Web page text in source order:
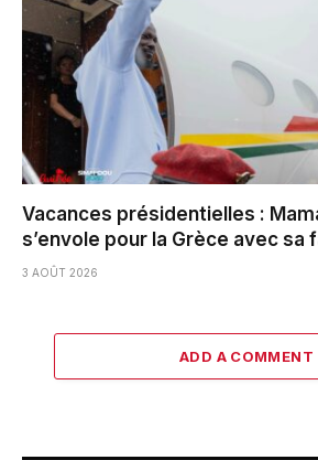
Vacances présidentielles :
s’envole pour la Grèce avec sa
3 AOÛT 2026
ADD A COMMENT